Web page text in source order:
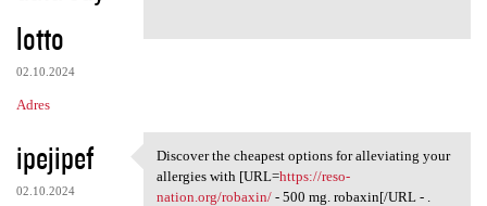
lotto
02.10.2024
Adres
ipejipef
02.10.2024
Discover the cheapest options
Discover the cheapest options for alleviating your
allergies with [URL=https://reso-
nation.org/robaxin/- 500 mg. robaxin[/URL - .